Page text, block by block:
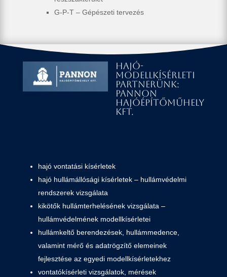
G-P-T – Gépészeti tervezés
Hajó-
modellkísérleti
partnerünk:
Pannon
Hajóépítőműhely
Kft.
hajó vontatási kísérletek
hajó hullámállósági kísérletek – hullámvédelmi
rendszerek vizsgálata
kikötők hullámterhelésének vizsgálata –
hullámvédelmének modellkísérletei
hullámkeltő berendezések, hullámmedence,
valamint mérő és adatrögzítő elemeinek
fejlesztése az egyedi modellkísérletekhez
vontatókísérleti vizsgálatok, mérések